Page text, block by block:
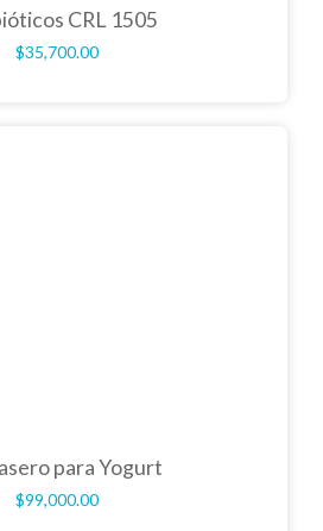
CRL 1505
$35,700.00
para Yogurt
$99,000.00